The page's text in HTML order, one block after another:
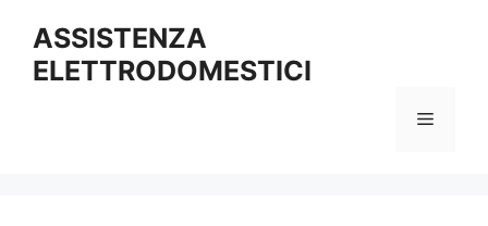
contenuto
ASSISTENZA
ELETTRODOMESTICI
Menu